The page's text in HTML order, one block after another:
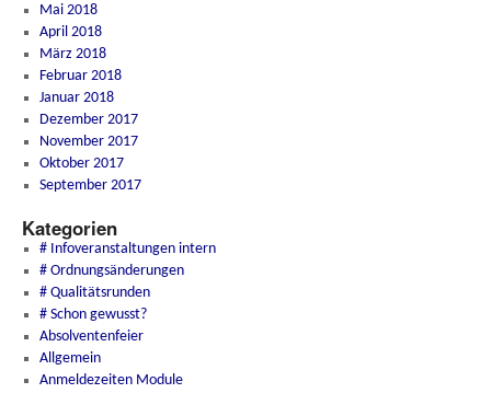
Mai 2018
April 2018
März 2018
Februar 2018
Januar 2018
Dezember 2017
November 2017
Oktober 2017
September 2017
Kategorien
# Infoveranstaltungen intern
# Ordnungsänderungen
# Qualitätsrunden
# Schon gewusst?
Absolventenfeier
Allgemein
Anmeldezeiten Module